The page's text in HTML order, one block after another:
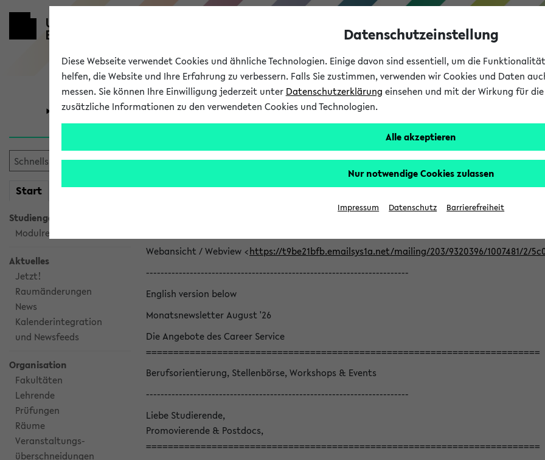
Universität Forschung Studium
Start meineKVV
Studiengangsauswahl
Modulrecherche
Aktuelles
Jetzt!
Raumänderungen
News
Kalenderintegration
und Newsfeeds
Organisation
Fakultäten
Lehrende
Prüfungen
Räume
Veranstaltungs-
überschneidungen
eKVV News
👉 Neue Angebote zur Berufsorientierung an der
Webansicht / Webview <https://t9be21bfb.emailsys1a.net/mailing/203/9320396/1007481/2/
------------------------------------------------------------------------
English version below
Monatsnewsletter August '26
Die Angebote des Career Service
========================================================================
Berufsorientierung, Stellenbörse, Workshops & Events
------------------------------------------------------------------------
Liebe Studierende,
Promovierende & Postdocs,
========================================================================
Datenschutzeinstellung
Diese Webseite verwendet Cookies und ähnliche Technologien. Einige davon sind essentiell, um die
helfen, die Website und Ihre Erfahrung zu verbessern. Falls Sie zustimmen, verwenden wir Cookies und Daten
messen. Sie können Ihre Einwilligung jederzeit unter Datenschutzerklärung einsehen und mit der Wirkung für
zusätzliche Informationen zu den verwendeten Cookies und Technologien.
Alle akzeptieren
Nur notwendige Cookies zulassen
Impressum Datenschutz Barrierefreiheit